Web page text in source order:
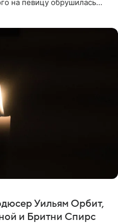
на певицу обрушилась
Уильям Орбит,
и Бритни Спирс